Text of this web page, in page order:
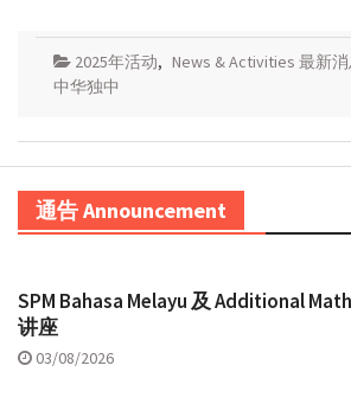
2025年活动, News & Activities 最新消
中华独中
通告 Announcement
SPM Bahasa Melayu 及 Additional
讲座
03/08/2026